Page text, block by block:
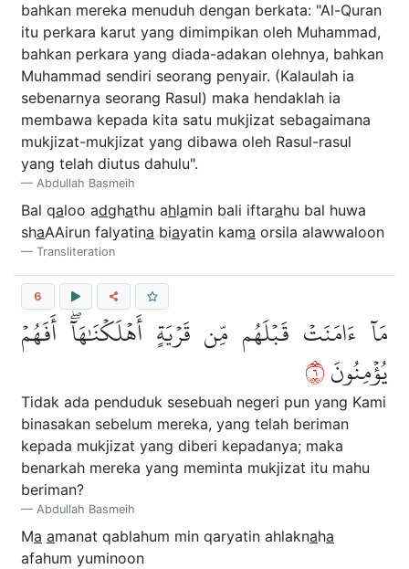
bahkan mereka menuduh dengan berkata: "Al-Quran
itu perkara karut yang dimimpikan oleh Muhammad,
bahkan perkara yang diada-adakan olehnya, bahkan
Muhammad sendiri seorang penyair. (Kalaulah ia
sebenarnya seorang Rasul) maka hendaklah ia
membawa kepada kita satu mukjizat sebagaimana
mukjizat-mukjizat yang dibawa oleh Rasul-rasul
yang telah diutus dahulu".
Abdullah Basmeih
Bal qaloo adghathu ahlamin bali iftarahu bal huwa
shaAAirun falyatina biayatin kama orsila alawwaloon
Transliteration
6
مَآ ءَامَنَتۡ قَبۡلَهُم مِّن قَرۡيَةٍ أَهۡلَكۡنَٰهَآۖ أَفَهُمۡ
يُؤۡمِنُونَ٦
Tidak ada penduduk sesebuah negeri pun yang Kami
binasakan sebelum mereka, yang telah beriman
kepada mukjizat yang diberi kepadanya; maka
benarkah mereka yang meminta mukjizat itu mahu
beriman?
Abdullah Basmeih
Ma amanat qablahum min qaryatin ahlaknaha
afahum yuminoon